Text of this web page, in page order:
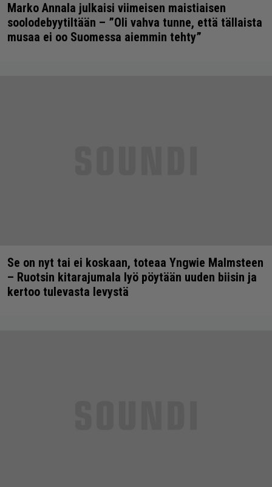
Marko Annala julkaisi viimeisen maistiaisen
soolodebyytiltään – ”Oli vahva tunne, että tällaista
musaa ei oo Suomessa aiemmin tehty”
Se on nyt tai ei koskaan, toteaa Yngwie Malmsteen
– Ruotsin kitarajumala lyö pöytään uuden biisin ja
kertoo tulevasta levystä